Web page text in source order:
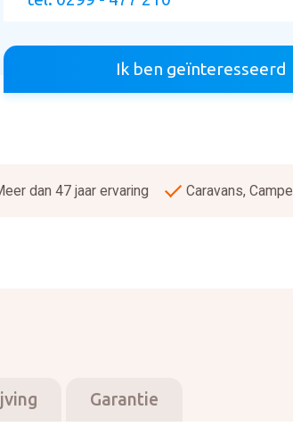
Ik ben geïnteresseerd
dan 47 jaar ervaring Caravans,
Garantie